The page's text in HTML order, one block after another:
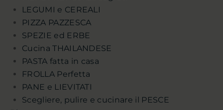
LEGUMI e CEREALI
PIZZA PAZZESCA
SPEZIE ed ERBE
Cucina THAILANDESE
PASTA fatta in casa
FROLLA Perfetta
PANE e LIEVITATI
Scegliere, pulire e cucinare il PESCE